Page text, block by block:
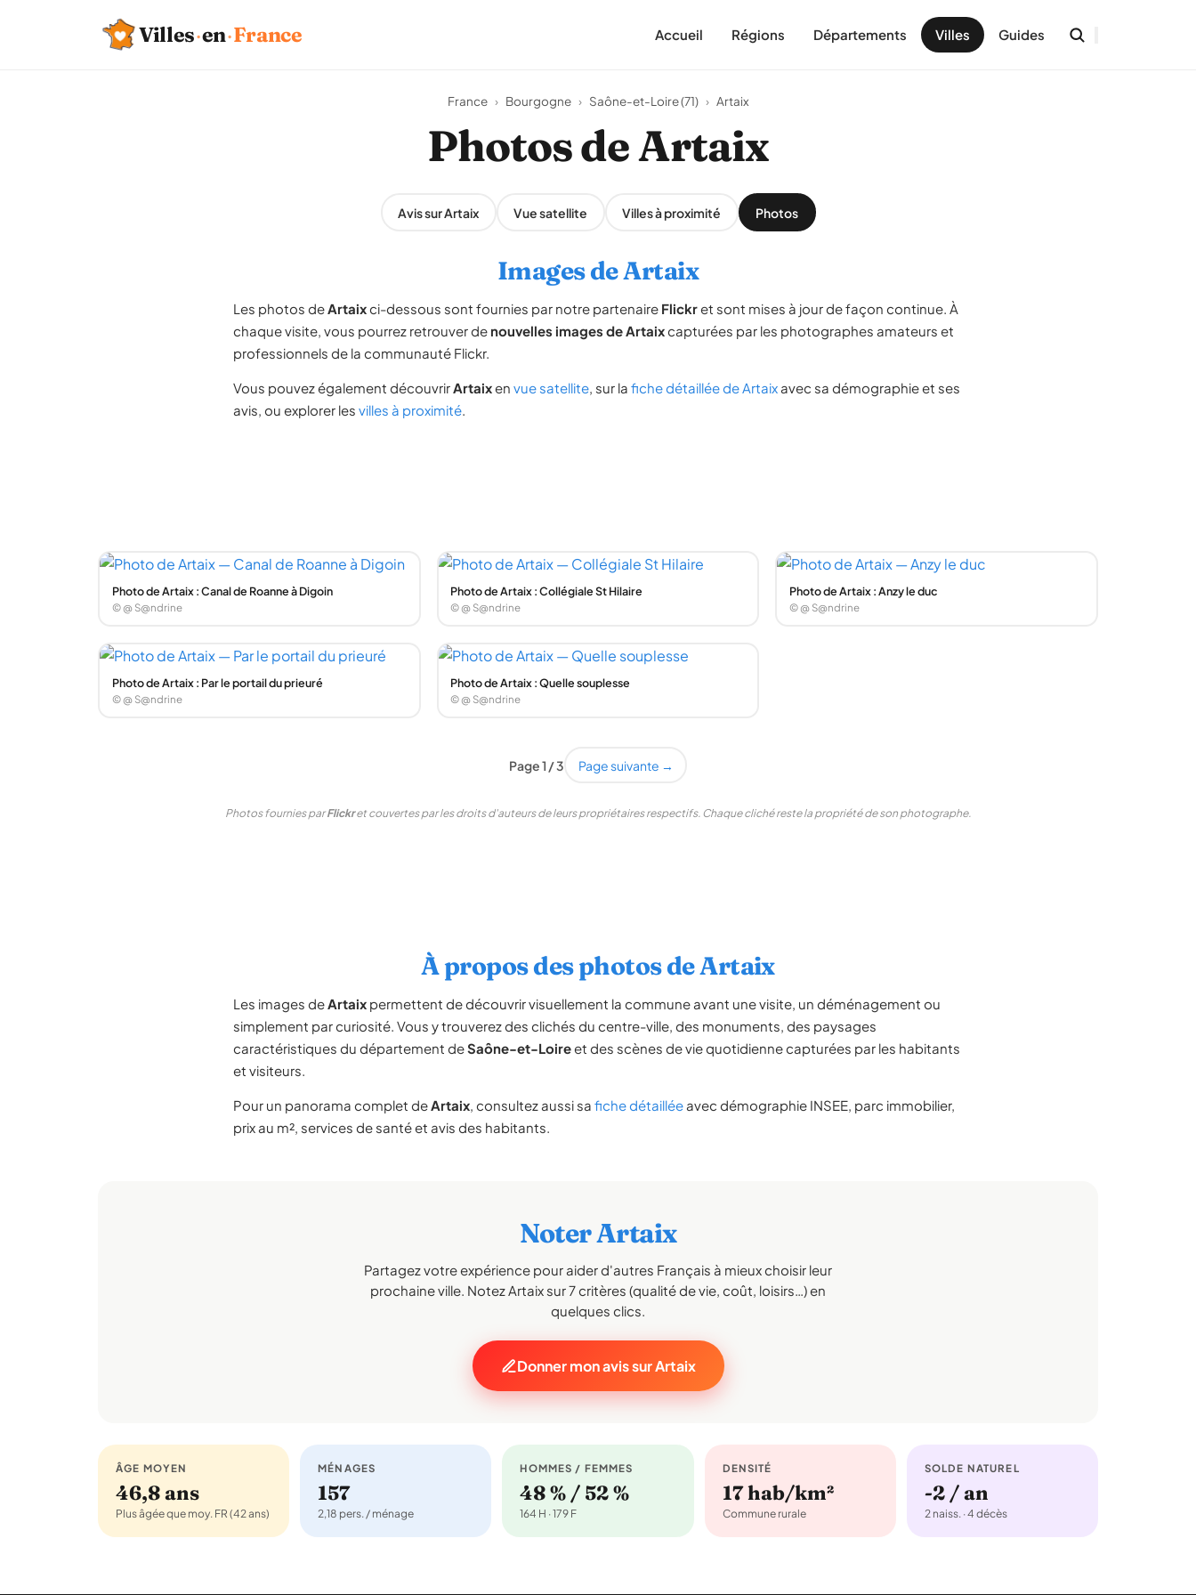
Villes·en·France Accueil Régions Départements Villes Guides
France › Bourgogne › Saône-et-Loire (71) › Artaix
Photos de Artaix
Avis sur Artaix Vue satellite Villes à proximité Photos
Images de Artaix
Les photos deArtaixci-dessous sont fournies par notre partenaire Flickret sont mises à jour de façon continue. À
chaque visite, vous pourrez retrouver de nouvelles images de Artaixcapturées par les photographes amateurs et
professionnels de la communauté Flickr.
Vous pouvez également découvrirArtaixen vue satellite, sur la fiche détaillée de Artaix avec sa démographie et ses
avis, ou explorer les villes à proximité.
Photo de Artaix : Canal de Roanne à Digoin
© @ S@ndrine
Photo de Artaix : Collégiale St Hilaire
© @ S@ndrine
Photo de Artaix : Anzy le duc
© @ S@ndrine
Photo de Artaix : Par le portail du prieuré
© @ S@ndrine
Photo de Artaix : Quelle souplesse
© @ S@ndrine
Page 1 / 3 Page suivante →
Photos fournies parFlickret couvertes par les droits d'auteurs de leurs propriétaires respectifs. Chaque cliché reste la propriété de son photographe.
À propos des photos de Artaix
Les images deArtaix permettent de découvrir visuellement la commune avant une visite, un déménagement ou
simplement par curiosité. Vous y trouverez des clichés du centre-ville, des monuments, des paysages
caractéristiques du département deSaône-et-Loireet des scènes de vie quotidienne capturées par les habitants
et visiteurs.
Pour un panorama complet deArtaix, consultez aussi sa fiche détaillée avec démographie INSEE, parc immobilier,
prix au m², services de santé et avis des habitants.
Noter Artaix
Partagez votre expérience pour aider d'autres Français à mieux choisir leur
prochaine ville. Notez Artaix sur 7 critères (qualité de vie, coût, loisirs…) en
quelques clics.
Donner mon avis sur Artaix
ÂGE MOYEN
46,8 ans
Plus âgée que moy. FR (42 ans)
MÉNAGES
157
2,18 pers. / ménage
HOMMES / FEMMES
48 % / 52 %
164 H · 179 F
DENSITÉ
17 hab/km²
Commune rurale
SOLDE NATUREL
-2 / an
2 naiss. · 4 décès